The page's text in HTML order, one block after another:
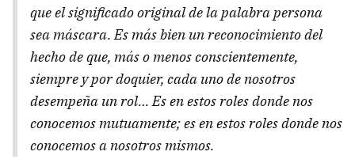
que el significado original de la palabra persona
sea máscara. Es más bien un reconocimiento del
hecho de que, más o menos conscientemente,
siempre y por doquier, cada uno de nosotros
desempeña un rol… Es en estos roles donde nos
conocemos mutuamente; es en estos roles donde nos
conocemos a nosotros mismos.